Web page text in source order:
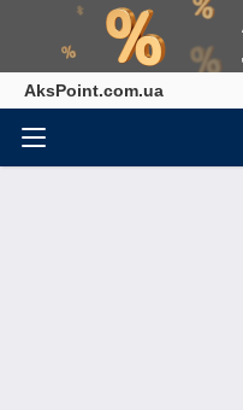
AksPoint.com.ua